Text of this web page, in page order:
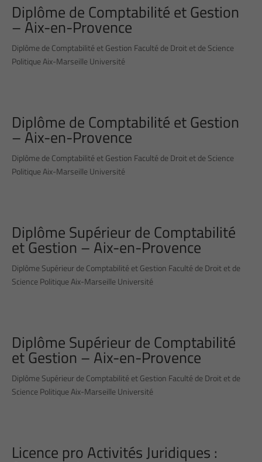
Diplôme de Comptabilité et Gestion
– Aix-en-Provence
Diplôme de Comptabilité et Gestion Faculté de Droit et de Science
Politique Aix-Marseille Université
Diplôme de Comptabilité et Gestion
– Aix-en-Provence
Diplôme de Comptabilité et Gestion Faculté de Droit et de Science
Politique Aix-Marseille Université
Diplôme Supérieur de Comptabilité
et Gestion – Aix-en-Provence
Diplôme Supérieur de Comptabilité et Gestion Faculté de Droit et de
Science Politique Aix-Marseille Université
Diplôme Supérieur de Comptabilité
et Gestion – Aix-en-Provence
Diplôme Supérieur de Comptabilité et Gestion Faculté de Droit et de
Science Politique Aix-Marseille Université
Licence pro Activités Juridiques :